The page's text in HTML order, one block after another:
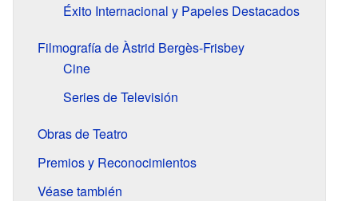
Éxito Internacional y Papeles Destacados
Filmografía de Àstrid Bergès-Frisbey
Cine
Series de Televisión
Obras de Teatro
Premios y Reconocimientos
Véase también